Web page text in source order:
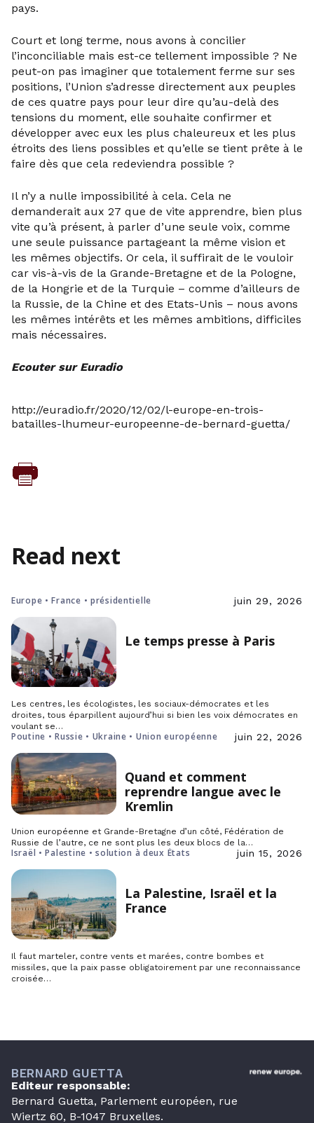
pays.
Court et long terme, nous avons à concilier
l’inconciliable mais est-ce tellement impossible ? Ne
peut-on pas imaginer que totalement ferme sur ses
positions, l’Union s’adresse directement aux peuples
de ces quatre pays pour leur dire qu’au-delà des
tensions du moment, elle souhaite confirmer et
développer avec eux les plus chaleureux et les plus
étroits des liens possibles et qu’elle se tient prête à le
faire dès que cela redeviendra possible ?
Il n’y a nulle impossibilité à cela. Cela ne
demanderait aux 27 que de vite apprendre, bien plus
vite qu’à présent, à parler d’une seule voix, comme
une seule puissance partageant la même vision et
les mêmes objectifs. Or cela, il suffirait de le vouloir
car vis-à-vis de la Grande-Bretagne et de la Pologne,
de la Hongrie et de la Turquie – comme d’ailleurs de
la Russie, de la Chine et des Etats-Unis – nous avons
les mêmes intérêts et les mêmes ambitions, difficiles
mais nécessaires.
Ecouter sur Euradio
http://euradio.fr/2020/12/02/l-europe-en-trois-
batailles-lhumeur-europeenne-de-bernard-guetta/
Read next
Europe • France • présidentielle juin 29, 2026
Le temps presse à Paris
Les centres, les écologistes, les sociaux-démocrates et les
droites, tous éparpillent aujourd’hui si bien les voix démocrates en
voulant se…
Poutine • Russie • Ukraine • Union européenne juin 22, 2026
Quand et comment
reprendre langue avec le
Kremlin
Union européenne et Grande-Bretagne d’un côté, Fédération de
Russie de l’autre, ce ne sont plus les deux blocs de la…
Israël • Palestine • solution à deux États juin 15, 2026
La Palestine, Israël et la
France
Il faut marteler, contre vents et marées, contre bombes et
missiles, que la paix passe obligatoirement par une reconnaissance
croisée…
BERNARD GUETTA
Editeur responsable:
Bernard Guetta, Parlement européen, rue
Wiertz 60, B-1047 Bruxelles.